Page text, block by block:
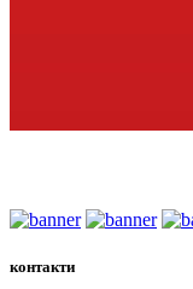
контакти